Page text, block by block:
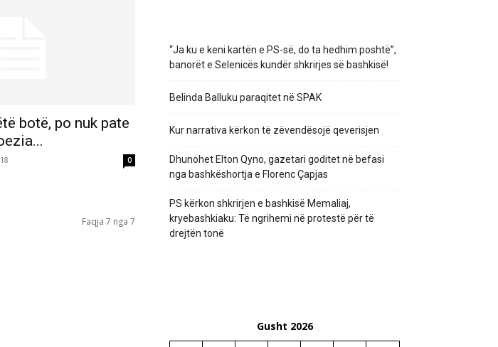
botë, po nuk pate
0
Faqja 7 nga 7
“Ja ku e keni kartën e PS-së, do ta hedhim poshtë”,
banorët e Selenicës kundër shkrirjes së bashkisë!
Belinda Balluku paraqitet në SPAK
Kur narrativa kërkon të zëvendësojë qeverisjen
Dhunohet Elton Qyno, gazetari goditet në befasi
nga bashkëshortja e Florenc Çapjas
PS kërkon shkrirjen e bashkisë Memaliaj,
kryebashkiaku: Të ngrihemi në protestë për të
drejtën tonë
Gusht 2026